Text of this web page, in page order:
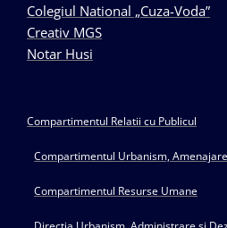
Colegiul National „Cuza-Voda”
Creativ MGS
Notar Husi
Compartimentul Relatii cu Publicul
Compartimentul Urbanism,
Compartimentul Resurse Umane